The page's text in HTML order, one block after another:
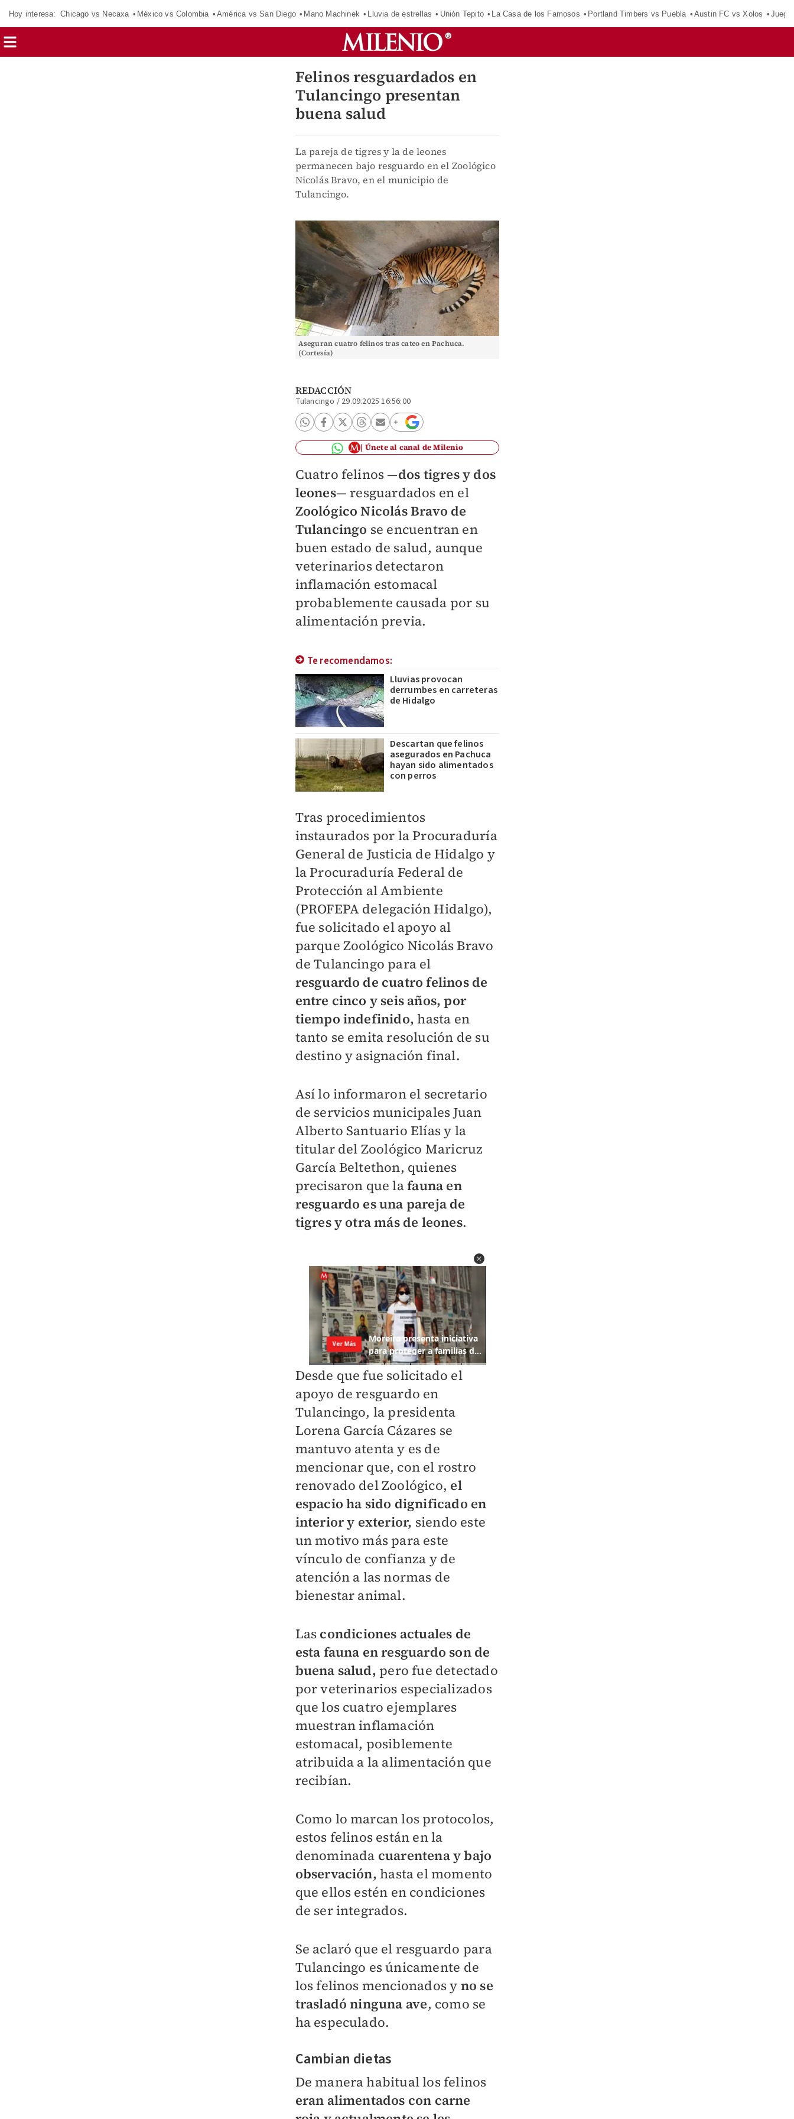
Hoy interesa: Chicago vs Necaxa México vs Colombia América vs San Diego Mano Machinek Lluvia de estrellas Unión Tepito La Casa de los Famosos Portland Timbers vs Puebla Austin FC vs Xolos
Felinos resguardados en
Tulancingo presentan
buena salud
La pareja de tigres y la de leones
permanecen bajo resguardo en el Zoológico
Nicolás Bravo, en el municipio de
Tulancingo.
Aseguran cuatro felinos tras cateo en Pachuca.
(Cortesía)
REDACCIÓN
Tulancingo / 29.09.2025 16:56:00
Únete al canal de Milenio
Cuatro felinos —dos tigres y dos
leones— resguardados en el
Zoológico Nicolás Bravo de
Tulancingo se encuentran en
buen estado de salud, aunque
veterinarios detectaron
inflamación estomacal
probablemente causada por su
alimentación previa.
Te recomendamos:
Lluvias provocan
derrumbes en carreteras
de Hidalgo
Descartan que felinos
asegurados en Pachuca
hayan sido alimentados
con perros
Tras procedimientos
instaurados por la Procuraduría
General de Justicia de Hidalgo y
la Procuraduría Federal de
Protección al Ambiente
(PROFEPA delegación Hidalgo),
fue solicitado el apoyo al
parque Zoológico Nicolás Bravo
de Tulancingo para el
resguardo de cuatro felinos de
entre cinco y seis años, por
tiempo indefinido, hasta en
tanto se emita resolución de su
destino y asignación final.
Así lo informaron el secretario
de servicios municipales Juan
Alberto Santuario Elías y la
titular del Zoológico Maricruz
García Beltethon, quienes
precisaron que lafauna en
resguardo es una pareja de
tigres y otra más de leones.
Desde que fue solicitado el
apoyo de resguardo en
Tulancingo, la presidenta
Lorena García Cázares se
mantuvo atenta y es de
mencionar que, con el rostro
renovado del Zoológico, el
espacio ha sido dignificado en
interior y exterior, siendo este
un motivo más para este
vínculo de confianza y de
atención a las normas de
bienestar animal.
Las condiciones actuales de
esta fauna en resguardo son de
buena salud, pero fue detectado
por veterinarios especializados
que los cuatro ejemplares
muestran inflamación
estomacal, posiblemente
atribuida a la alimentación que
recibían.
Como lo marcan los protocolos,
estos felinos están en la
denominada cuarentena y bajo
observación, hasta el momento
que ellos estén en condiciones
de ser integrados.
Se aclaró que el resguardo para
Tulancingo es únicamente de
los felinos mencionados y no se
trasladó ninguna ave, como se
ha especulado.
Cambian dietas
De manera habitual los felinos
eran alimentados con carne